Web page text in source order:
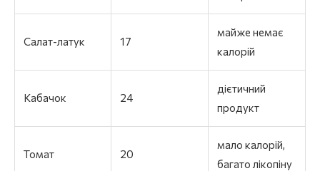
Салат-латук 17
майже немає
калорій
Кабачок 24
дієтичний
продукт
Томат 20
мало калорій,
багато лікопіну